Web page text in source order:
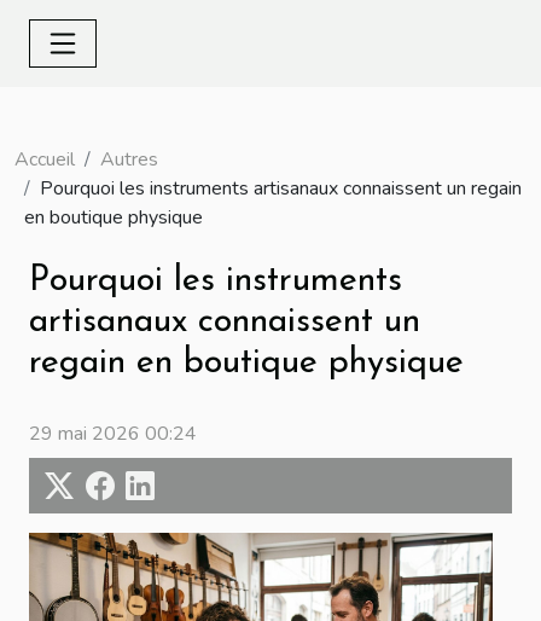
Accueil
Autres
Pourquoi les instruments artisanaux connaissent un regain
en boutique physique
Pourquoi les instruments
artisanaux connaissent un
regain en boutique physique
29 mai 2026 00:24